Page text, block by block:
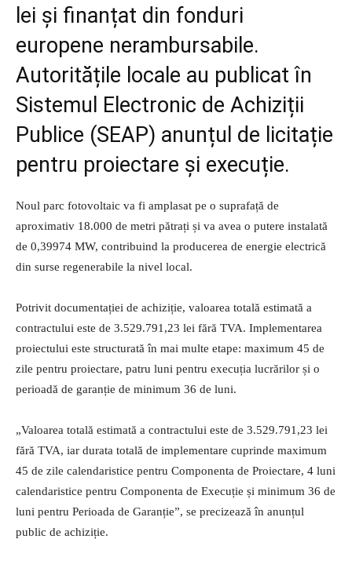
lei și finanțat din fonduri
europene nerambursabile.
Autoritățile locale au publicat în
Sistemul Electronic de Achiziții
Publice (SEAP) anunțul de licitație
pentru proiectare și execuție.
Noul parc fotovoltaic va fi amplasat pe o suprafață de
aproximativ 18.000 de metri pătrați și va avea o putere instalată
de 0,39974 MW, contribuind la producerea de energie electrică
din surse regenerabile la nivel local.
Potrivit documentației de achiziție, valoarea totală estimată a
contractului este de 3.529.791,23 lei fără TVA. Implementarea
proiectului este structurată în mai multe etape: maximum 45 de
zile pentru proiectare, patru luni pentru execuția lucrărilor și o
perioadă de garanție de minimum 36 de luni.
„Valoarea totală estimată a contractului este de 3.529.791,23 lei
fără TVA, iar durata totală de implementare cuprinde maximum
45 de zile calendaristice pentru Componenta de Proiectare, 4 luni
calendaristice pentru Componenta de Execuție și minimum 36 de
luni pentru Perioada de Garanție”, se precizează în anunțul
public de achiziție.